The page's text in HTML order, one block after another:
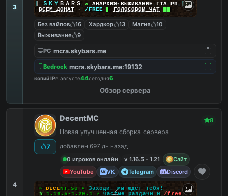
3 ＳＫＹ ＢＡＲＳ » АНАРХИЯ ВЫЖИВАНИЕ ГТА РП |||
ВСЕМ ДОНАТ- /FREE ▌ГОЛОСОВОЙ ЧАТ
Без вайпов 16 Хардкор 13 Магия
10
Выживание
9
PC mcra.skybars.me
Bedrock mcra.skybars.me:19132
копий IPв августе44сегодня6
Обзор сервера
4
7
DecentMC 8
Новая улучшенная сборка сервера
добавлен 697 дн назад
0 игроков онлайн
v 1.16.5 - 1.21
Сайт
YouTube
VK Telegram Discord
✑ ᴅᴇᴄᴇɴᴛ. sᴜ •
Заходи, мы ждёт тебя!
⭐
1.16.5-1.20.1 ⚡ Частые раздачи и /free